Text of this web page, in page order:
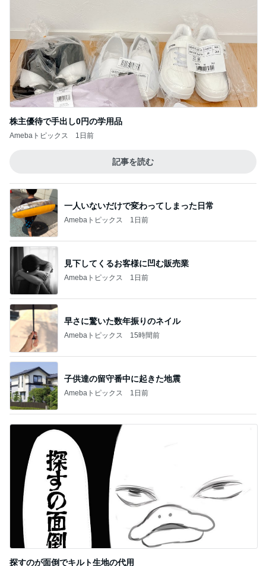
株主優待で手出し0円の学用品
Amebaトピックス 1日前
記事を読む
一人いないだけで変わってしまった日常
Amebaトピックス 1日前
見下してくるお客様に凹む販売業
Amebaトピックス 1日前
早さに驚いた数年振りのネイル
Amebaトピックス 15時間前
子供達の留守番中に起きた地震
Amebaトピックス 1日前
探すのが面倒でキルト生地の代用